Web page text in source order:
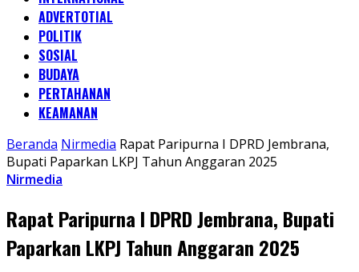
ADVERTOTIAL
POLITIK
SOSIAL
BUDAYA
PERTAHANAN
KEAMANAN
Beranda Nirmedia Rapat Paripurna I DPRD Jembrana,
Bupati Paparkan LKPJ Tahun Anggaran 2025
Nirmedia
Rapat Paripurna I DPRD Jembrana, Bupati
Paparkan LKPJ Tahun Anggaran 2025